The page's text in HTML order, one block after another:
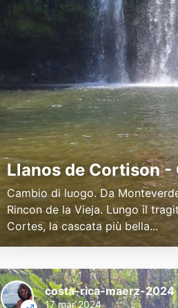
Llanos de Cortison -
Cambio di luogo. Da
Rincon de la Vieja. Lungo il
Cortes, la cascata più bella...
costa-rica-maerz-2024
17 mar 2024